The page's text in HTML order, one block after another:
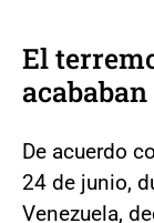
El
De acuerdo
24 de junio,
Venezuela,